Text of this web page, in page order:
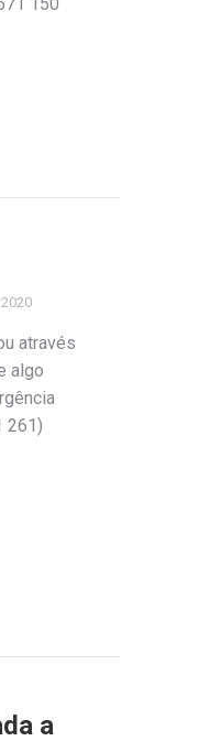
150
através
algo
261)
a